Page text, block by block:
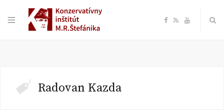
F R Y
Radovan Kazda